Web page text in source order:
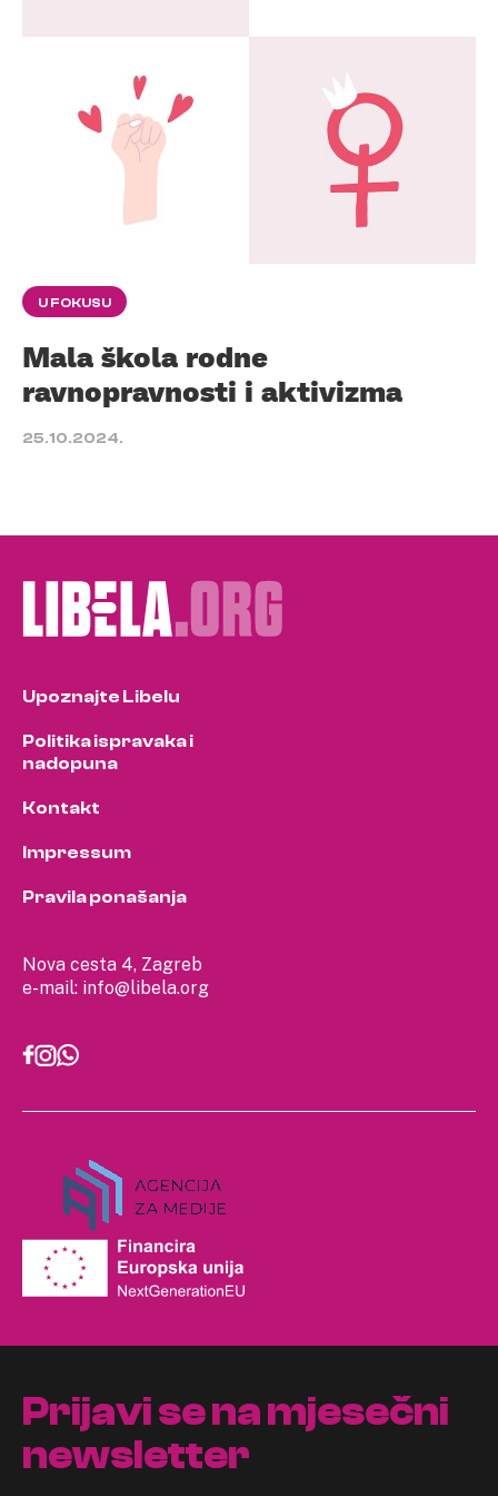
U FOKUSU
Mala škola rodne
ravnopravnosti i aktivizma
25.10.2024.
Nova cesta 4, Zagreb
e-mail: info@libela.org
Upoznajte Libelu
Politika ispravaka i
nadopuna
Kontakt
Impressum
Pravila ponašanja
Prijavi se na mjesečni
newsletter